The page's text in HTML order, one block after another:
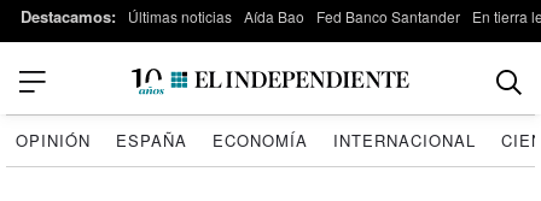
Destacamos: Últimas noticias Aída Bao Fed Banco Santander En tierra
OPINIÓN ESPAÑA ECONOMÍA INTERNACIONAL